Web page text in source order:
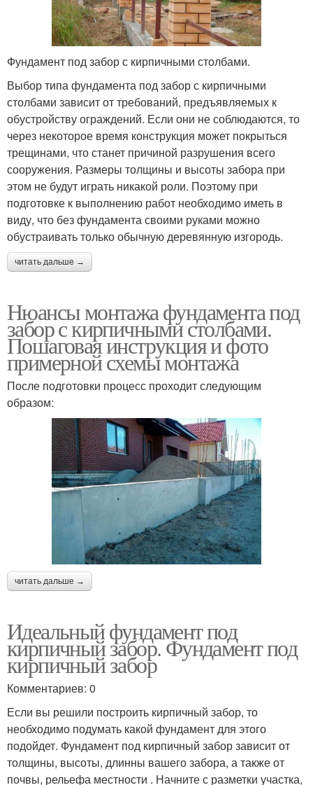
Фундамент под забор с кирпичными столбами.
Выбор типа фундамента под забор с кирпичными
столбами зависит от требований, предъявляемых к
обустройству ограждений. Если они не соблюдаются, то
через некоторое время конструкция может покрыться
трещинами, что станет причиной разрушения всего
сооружения. Размеры толщины и высоты забора при
этом не будут играть никакой роли. Поэтому при
подготовке к выполнению работ необходимо иметь в
виду, что без фундамента своими руками можно
обустраивать только обычную деревянную изгородь.
читать дальше →
Нюансы монтажа фундамента под
забор с кирпичными столбами.
Пошаговая инструкция и фото
примерной схемы монтажа
После подготовки процесс проходит следующим
образом:
читать дальше →
Идеальный фундамент под
кирпичный забор. Фундамент под
кирпичный забор
Комментариев: 0
Если вы решили построить кирпичный забор, то
необходимо подумать какой фундамент для этого
подойдет. Фундамент под кирпичный забор зависит от
толщины, высоты, длинны вашего забора, а также от
почвы, рельефа местности . Начните с разметки участка,